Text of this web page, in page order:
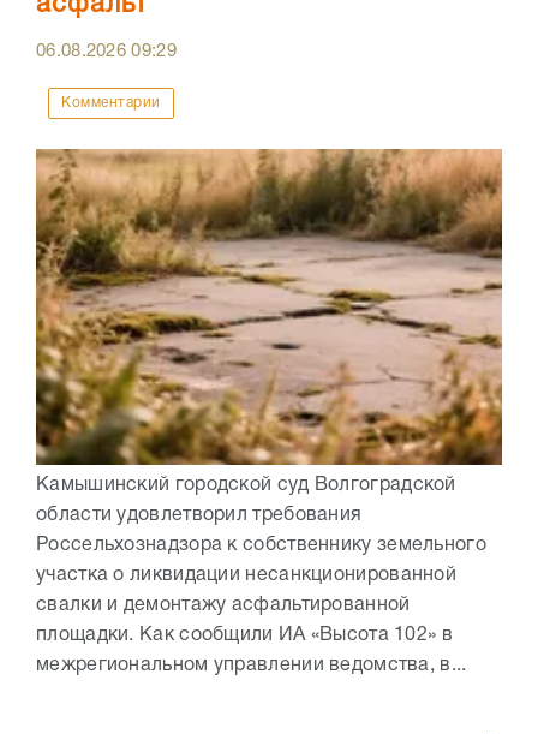
06.08.202609:29
Комментарии
Камышинский городской суд Волгоградской
области удовлетворил требования
Россельхознадзора к собственнику земельного
участка о ликвидации несанкционированной
свалки и демонтажу асфальтированной
площадки. Как сообщили ИА «Высота 102» в
межрегиональном управлении ведомства, в...